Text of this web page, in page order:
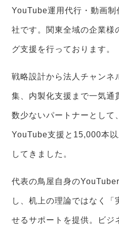
YouTube運用代行・動画
社です。関東全域の企業様
グ支援を行っております。
戦略設計から法人チャンネ
集、内製化支援まで一気通
数少ないパートナーとして
YouTube支援と15,000本
してきました。
代表の鳥屋自身の
し、机上の理論ではなく「
せるサポートを提供。ビジ